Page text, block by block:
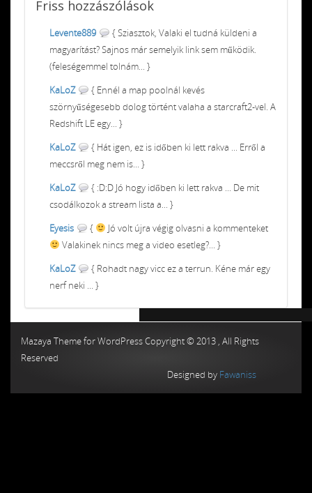
Friss hozzászólások
Levente889
{ Sziasztok, Valaki el tudná küldeni a
magyarítást? Sajnos már semelyik link sem működik.
(feleségemmel tolnám... }
KaLoZ
{ Ennél a map poolnál kevés
szörnyűségesebb dolog történt valaha a starcraft2-vel. A
Redshift LE egy... }
KaLoZ
{ Hát igen, ez is időben ki lett rakva ... Erről a
meccsről meg nem is... }
KaLoZ
{ :D:D Jó hogy időben ki lett rakva ... De mit
csodálkozok a stream lista a... }
Eyesis
{
Jó volt újra végig olvasni a kommenteket
Valakinek nincs meg a video esetleg?... }
KaLoZ
{ Rohadt nagy vicc ez a terrun. Kéne már egy
nerf neki ... }
Mazaya Theme for WordPress Copyright © 2013 , All Rights
Reserved
Designed by Fawaniss